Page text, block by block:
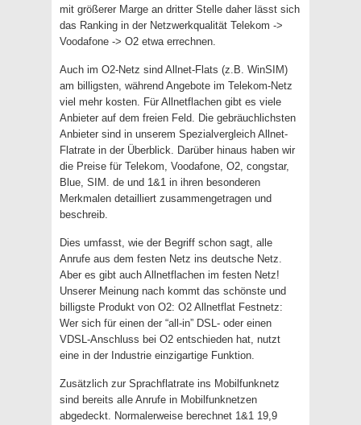
mit größerer Marge an dritter Stelle daher lässt sich
das Ranking in der Netzwerkqualität Telekom ->
Voodafone -> O2 etwa errechnen.
Auch im O2-Netz sind Allnet-Flats (z.B. WinSIM)
am billigsten, während Angebote im Telekom-Netz
viel mehr kosten. Für Allnetflachen gibt es viele
Anbieter auf dem freien Feld. Die gebräuchlichsten
Anbieter sind in unserem Spezialvergleich Allnet-
Flatrate in der Überblick. Darüber hinaus haben wir
die Preise für Telekom, Voodafone, O2, congstar,
Blue, SIM. de und 1&1 in ihren besonderen
Merkmalen detailliert zusammengetragen und
beschreib.
Dies umfasst, wie der Begriff schon sagt, alle
Anrufe aus dem festen Netz ins deutsche Netz.
Aber es gibt auch Allnetflachen im festen Netz!
Unserer Meinung nach kommt das schönste und
billigste Produkt von O2: O2 Allnetflat Festnetz:
Wer sich für einen der “all-in” DSL- oder einen
VDSL-Anschluss bei O2 entschieden hat, nutzt
eine in der Industrie einzigartige Funktion.
Zusätzlich zur Sprachflatrate ins Mobilfunknetz
sind bereits alle Anrufe in Mobilfunknetzen
abgedeckt. Normalerweise berechnet 1&1 19,9